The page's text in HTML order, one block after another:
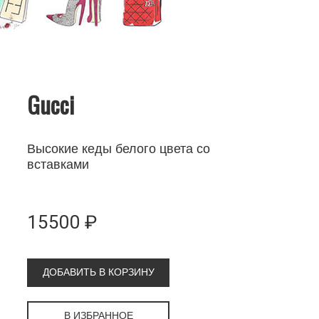
Gucci
Высокие кеды белого цвета со
вставками
15500 ₽
ДОБАВИТЬ В КОРЗИНУ
В ИЗБРАННОЕ